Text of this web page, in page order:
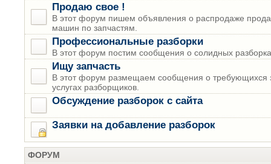
Продаю свое !
В этот форум пишем объявления о распродаже
машин по запчастям.
Профессиональные разборки
В этот форум постим сообщения о солидных
Ищу запчасть
В этот форум размещаем сообщения о требующихся
услугах разборщиков.
Обсуждение разборок с сайта
Заявки на добавление разборок
ФОРУМ